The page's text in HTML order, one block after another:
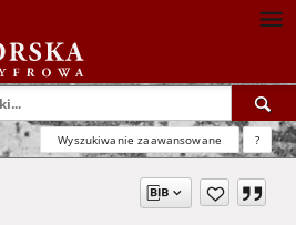
Wyszukiwanie zaawansowane ?